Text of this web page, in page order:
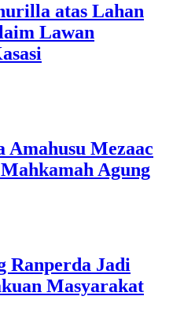
atas Lahan
Lawan
Amahusu Mezaac
Agung
Ranperda Jadi
Masyarakat